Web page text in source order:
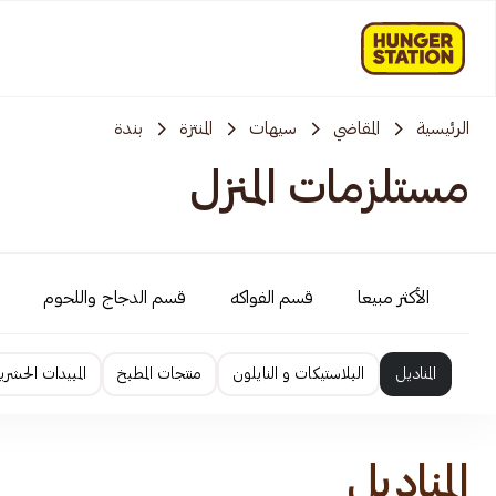
الرئيسية المقاضي سيهات المنتزة بندة
مستلزمات المنزل
الأكثر مبيعا قسم الفواكه قسم الدجاج واللحوم
المناديل البلاستيكات و النايلون منتجات المطبخ المبيدات
المناديل